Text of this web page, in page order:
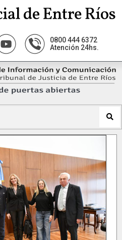
0800 444 6372
Atención 24hs.